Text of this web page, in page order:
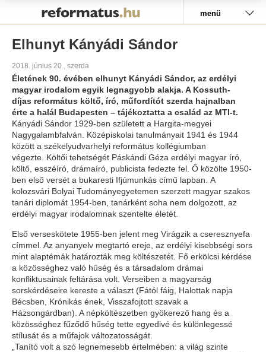
menü
Elhunyt Kányádi Sándor
2018. június 20., szerda
Életének 90. évében elhunyt Kányádi Sándor, az erdélyi
magyar irodalom egyik legnagyobb alakja. A Kossuth-
díjas református költő, író, műfordítót szerda hajnalban
érte a halál Budapesten – tájékoztatta a család az MTI-t.
Kányádi Sándor 1929-ben született a Hargita-megyei
Nagygalambfalván. Középiskolai tanulmányait 1941 és 1944
között a székelyudvarhelyi református kollégiumban
végezte. Költői tehetségét Páskándi Géza erdélyi magyar író,
költő, esszéíró, drámaíró, publicista fedezte fel. Ő közölte 1950-
ben első versét a bukaresti Ifjúmunkás című lapban. A
kolozsvári Bolyai Tudományegyetemen szerzett magyar szakos
tanári diplomát 1954-ben, tanárként soha nem dolgozott, az
erdélyi magyar irodalomnak szentelte életét.
Első verseskötete 1955-ben jelent meg Virágzik a cseresznyefa
címmel. Az anyanyelv megtartó ereje, az erdélyi kisebbségi sors
mint alaptémák határozták meg költészetét. Fő erkölcsi kérdése
a közösséghez való hűség és a társadalom drámai
konfliktusainak feltárása volt. Verseiben a magyarság
sorskérdéseire kereste a választ (Fától fáig, Halottak napja
Bécsben, Krónikás ének, Visszafojtott szavak a
Házsongárdban). A népköltészetben gyökerező hang és a
közösséghez fűződő hűség tette egyedivé és különlegessé
stílusát és a műfajok változatosságát.
„Tanító volt a szó legnemesebb értelmében: a világ szinte